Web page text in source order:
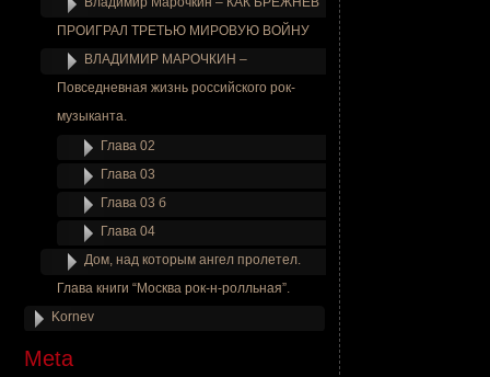
ПРОИГРАЛ ТРЕТЬЮ МИРОВУЮ ВОЙНУ
ВЛАДИМИР МАРОЧКИН –
Повседневная жизнь российского рок-
музыканта.
Глава 02
Глава 03
Глава 03 б
Глава 04
Дом, над которым ангел пролетел.
Глава книги “Москва рок-н-ролльная”.
Kornev
Meta